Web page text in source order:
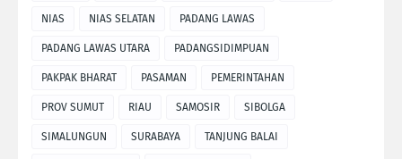
NIAS NIAS SELATAN PADANG LAWAS
PADANG LAWAS UTARA PADANGSIDIMPUAN
PAKPAK BHARAT PASAMAN PEMERINTAHAN
PROV SUMUT RIAU SAMOSIR SIBOLGA
SIMALUNGUN SURABAYA TANJUNG BALAI